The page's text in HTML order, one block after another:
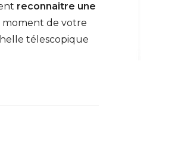
reconnaitre une
moment de votre
télescopique